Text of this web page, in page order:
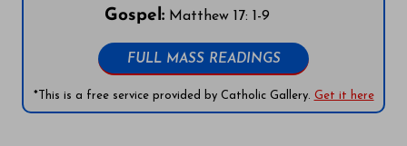
Gospel:Matthew 17: 1-9
FULL MASS READINGS
*This is a free service provided by Catholic Gallery. Get it here